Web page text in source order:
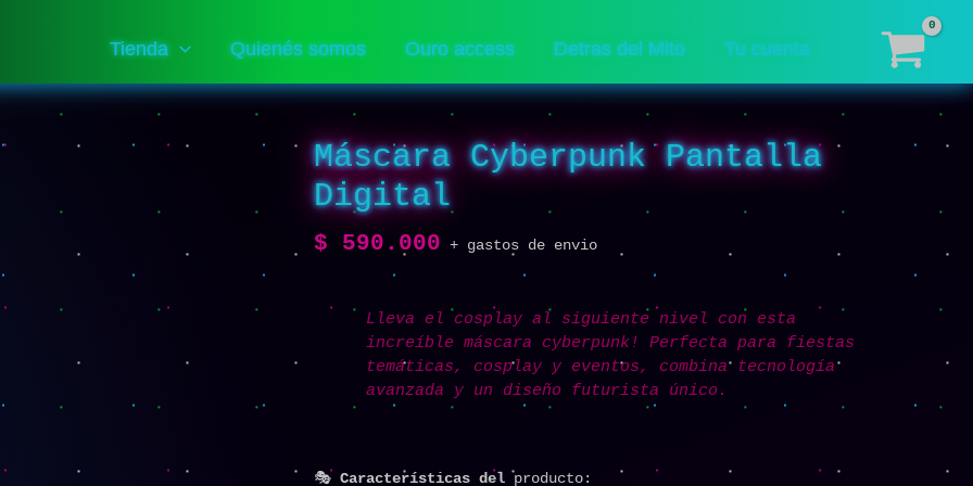
Tienda Quienés somos Ouro access Detras del Mito Tu cuenta
Máscara Cyberpunk Pantalla
Digital
$ 590.000 + gastos de envio
Lleva el cosplay al siguiente nivel con esta
increíble máscara cyberpunk! Perfecta para fiestas
temáticas, cosplay y eventos, combina tecnología
avanzada y un diseño futurista único.
🎭 Características delproducto:
Máscara
Cyberpunk
Pantalla
Digital
cantidad
cantidad